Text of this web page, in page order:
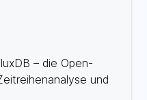
– die Open-
und